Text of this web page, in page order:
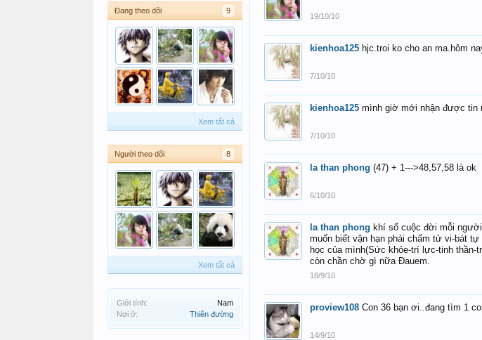
Đang theo dõi 9
Xem tất cả
Người theo dõi 8
Xem tất cả
Giới tính:
Nam
Nơi ở:
Thiên đường
19/10/10
kienhoa125 hjc.troi ko cho an ma.hôm
7/10/10
kienhoa125 mình giờ mới nhận được tin
7/10/10
la than phong (47) + 1--->48,57,58 là ok
6/10/10
la than phong khí số cuộc đời mỗi
muốn biết vận hạn phải chấm tử vi-bát
học của mình(Sức khỏe-trí lực-tinh
còn chần chờ gì nữa Đauem.
18/9/10
proview108 Con 36 bạn ơi..đang tìm 1
14/9/10